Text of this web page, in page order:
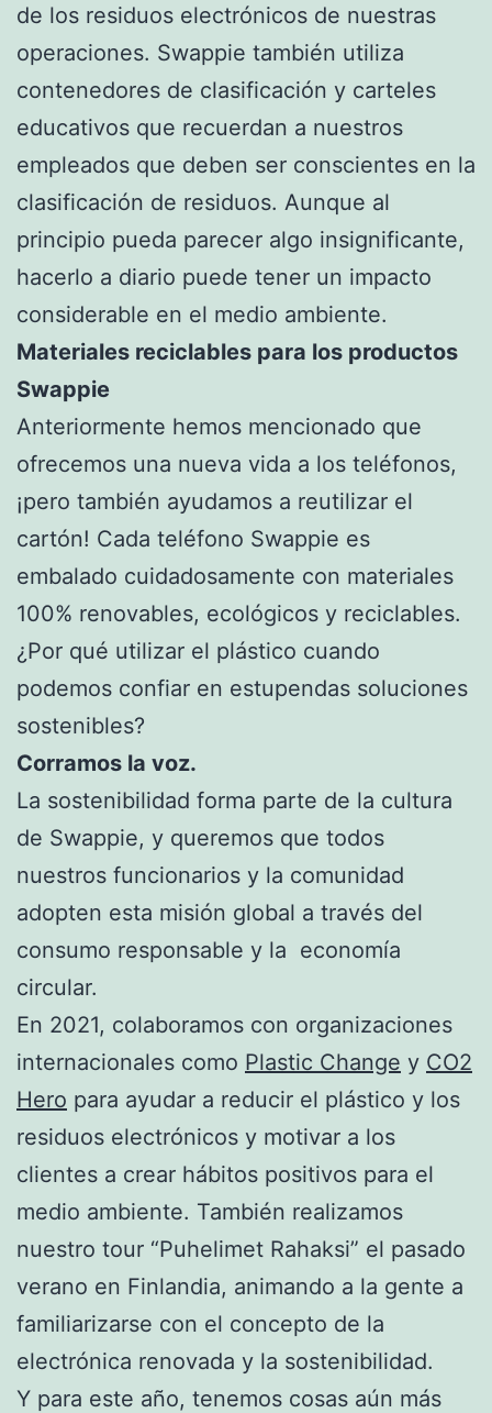
de los residuos electrónicos de nuestras
operaciones. Swappie también utiliza
contenedores de clasificación y carteles
educativos que recuerdan a nuestros
empleados que deben ser conscientes en la
clasificación de residuos. Aunque al
principio pueda parecer algo insignificante,
hacerlo a diario puede tener un impacto
considerable en el medio ambiente.
Materiales reciclables para los productos
Swappie
Anteriormente hemos mencionado que
ofrecemos una nueva vida a los teléfonos,
¡pero también ayudamos a reutilizar el
cartón! Cada teléfono Swappie es
embalado cuidadosamente con materiales
100% renovables, ecológicos y reciclables.
¿Por qué utilizar el plástico cuando
podemos confiar en estupendas soluciones
sostenibles?
Corramos la voz.
La sostenibilidad forma parte de la cultura
de Swappie, y queremos que todos
nuestros funcionarios y la comunidad
adopten esta misión global a través del
consumo responsable y la economía
circular.
En 2021, colaboramos con organizaciones
internacionales como Plastic Change y CO2
Hero para ayudar a reducir el plástico y los
residuos electrónicos y motivar a los
clientes a crear hábitos positivos para el
medio ambiente. También realizamos
nuestro tour “Puhelimet Rahaksi” el pasado
verano en Finlandia, animando a la gente a
familiarizarse con el concepto de la
electrónica renovada y la sostenibilidad.
Y para este año, tenemos cosas aún más